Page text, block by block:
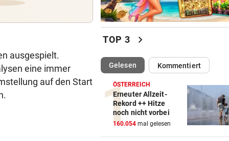
ausgespielt.
eine immer
auf den Start
TOP 3 chevron_right
Gelesen(ausgewählt)Kommentiert
ÖSTERREICH
Erneuter Allzeit-
Rekord ++ Hitze
noch nicht vorbei
160.054 mal gelesen
Action-Cam Vergleich
ZUM VERGLEICH